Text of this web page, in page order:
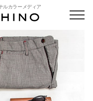
ルカラーメディア